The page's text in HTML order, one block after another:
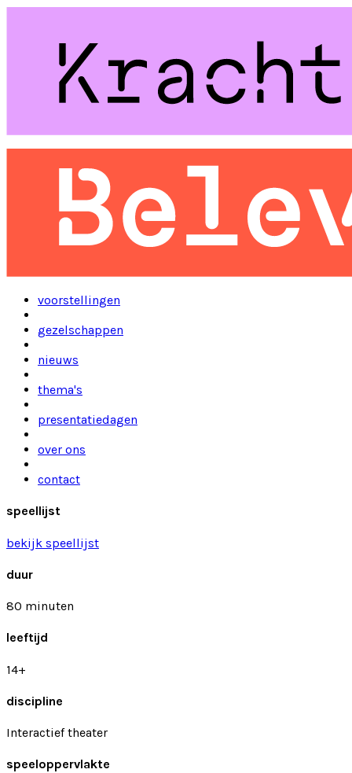
voorstellingen
gezelschappen
nieuws
thema's
presentatiedagen
over ons
contact
speellijst
bekijk speellijst
duur
80 minuten
leeftijd
14+
discipline
Interactief theater
speeloppervlakte